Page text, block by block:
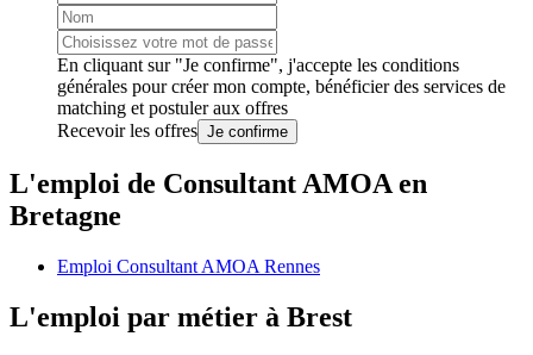
En cliquant sur "Je confirme", j'accepte les conditions
générales pour créer mon compte, bénéficier des services de
matching et postuler aux offres
Recevoir les offres Je confirme
L'emploi de Consultant AMOA en
Bretagne
Emploi Consultant AMOA Rennes
L'emploi par métier à Brest